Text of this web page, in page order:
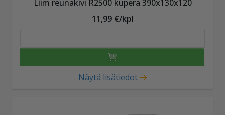
Liim reunakivi R2500 kupera 390x130x120
11,99 €/kpl
Näytä lisätiedot